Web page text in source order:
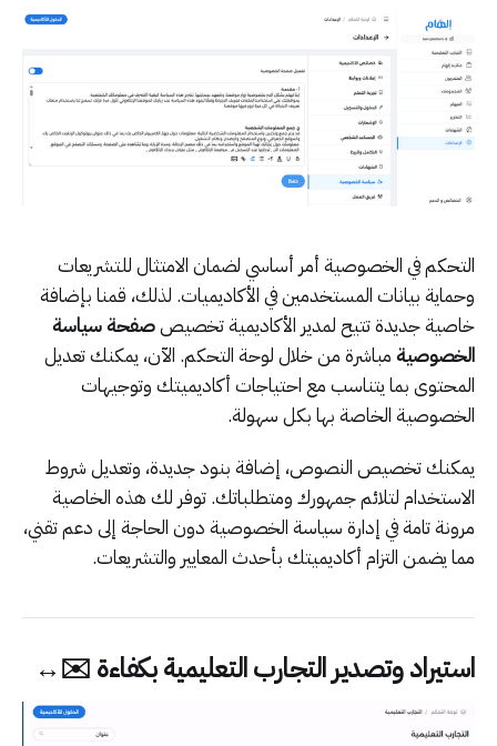
التحكم في الخصوصية أمر أساسي لضمان الامتثال للتشريعات
وحماية بيانات المستخدمين في الأكاديميات. لذلك، قمنا بإضافة
خاصية جديدة تتيح لمدير الأكاديمية تخصيصصفحة سياسة
الخصوصية مباشرة من خلال لوحة التحكم. الآن، يمكنك تعديل
المحتوى بما يتناسب مع احتياجات أكاديميتك وتوجيهات
الخصوصية الخاصة بها بكل سهولة.
يمكنك تخصيص النصوص، إضافة بنود جديدة، وتعديل شروط
الاستخدام لتلائم جمهورك ومتطلباتك. توفر لك هذه الخاصية
مرونة تامة في إدارة سياسة الخصوصية دون الحاجة إلى دعم تقني،
مما يضمن التزام أكاديميتك بأحدث المعايير والتشريعات.
استيراد وتصدير التجارب التعليمية بكفاءة ✉️↔️